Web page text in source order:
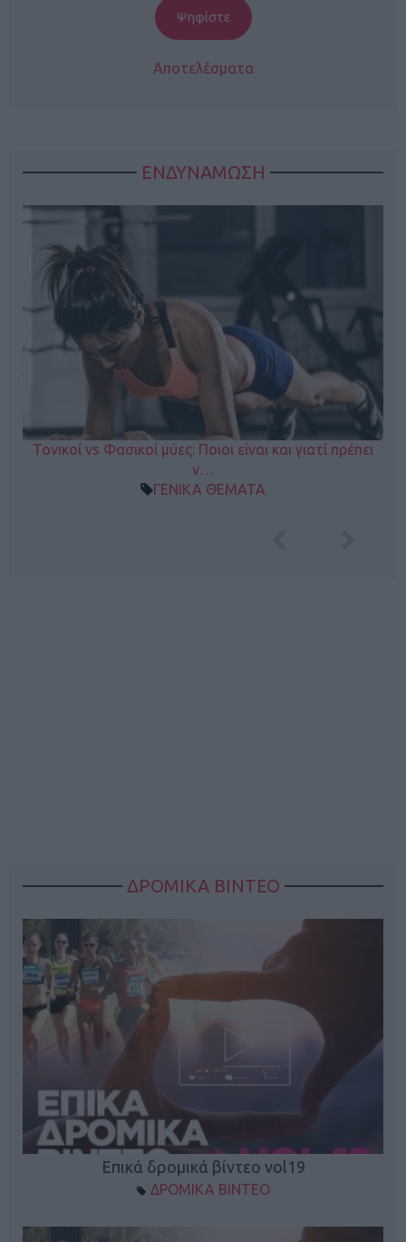
Αποτελέσματα
ΕΝΔΥΝΑΜΩΣΗ
Τονικοί vs Φασικοί μύες: Ποιοι είναι και γιατί πρέπει
ν…
ΓΕΝΙΚΑ ΘΕΜΑΤΑ
ΔΡΟΜΙΚΑ ΒΙΝΤΕΟ
Επικά δρομικά βίντεο vol19
ΔΡΟΜΙΚΑ ΒΙΝΤΕΟ